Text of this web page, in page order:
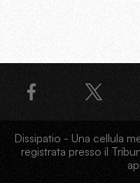
Dissipatio - Una cellula
registrata presso il